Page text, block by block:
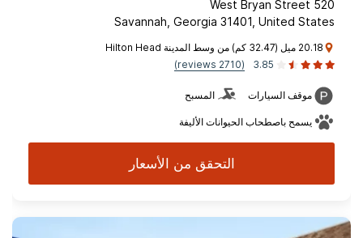
520 West Bryan Street
Savannah, Georgia 31401, United States
20.18 ميل (32.47 كم) من وسط المدينة Hilton Head
3.85
(2710 reviews)
موقف السيارات المسبح
يسمح باصطحاب الحيوانات الأليفة
التحقق من الأسعار